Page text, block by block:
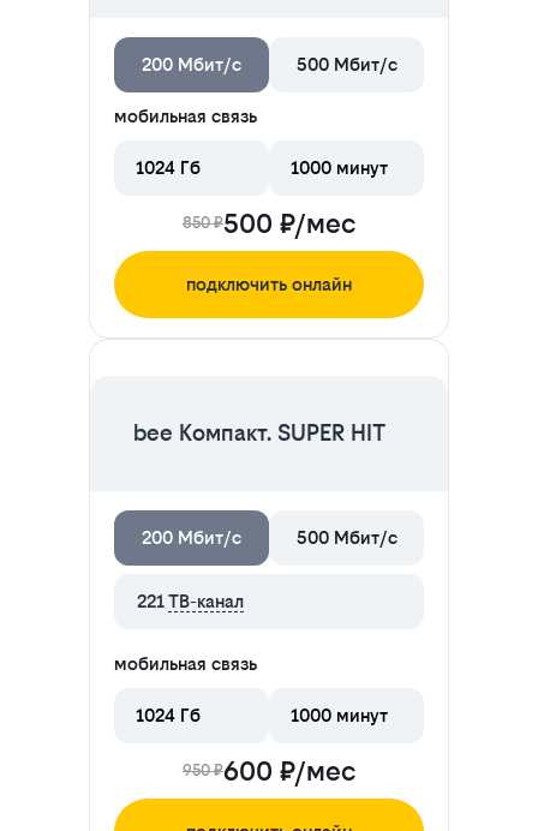
200 Мбит/с 500 Мбит/с
мобильная связь
1024 Гб 1000 минут
850 ₽500 ₽/мес
подключить онлайн
bee Компакт. SUPER HIT
200 Мбит/с 500 Мбит/с
221ТВ-канал
мобильная связь
1024 Гб 1000 минут
950 ₽600 ₽/мес